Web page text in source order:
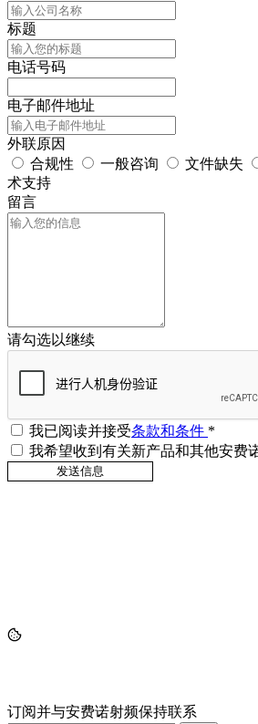
标题
电话号码
电子邮件地址
外联原因
合规性
一般咨询 文件缺失
术支持
留言
请勾选以继续
我已阅读并接受条款和条件 *
我希望收到有关新产品和其他安费
订阅并与安费诺射频保持联系